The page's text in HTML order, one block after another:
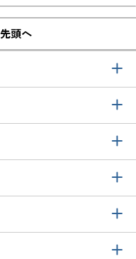
頭へ